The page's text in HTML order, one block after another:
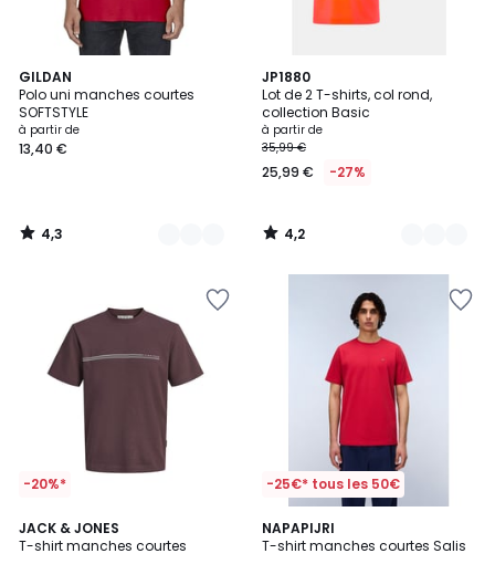
GILDAN
Polo uni manches courtes
SOFTSTYLE
à partir de
13,40 €
4,3
/ 5
12
Couleurs
4,3
/
JP1880
Lot de 2 T-shirts, col rond,
collection Basic
à partir de
35,99 €
25,99 € -27%
4,2
/ 5
22
Couleurs
4,2
/
-20%*
JACK & JONES
T-shirt manches courtes
-25€* tous les 50€
NAPAPIJRI
T-shirt manches courtes Salis
5
/
4
Couleurs